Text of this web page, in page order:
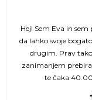
Hej! Sem Eva in
da lahko svoje
drugim. Prav
zanimanjem
te čaka